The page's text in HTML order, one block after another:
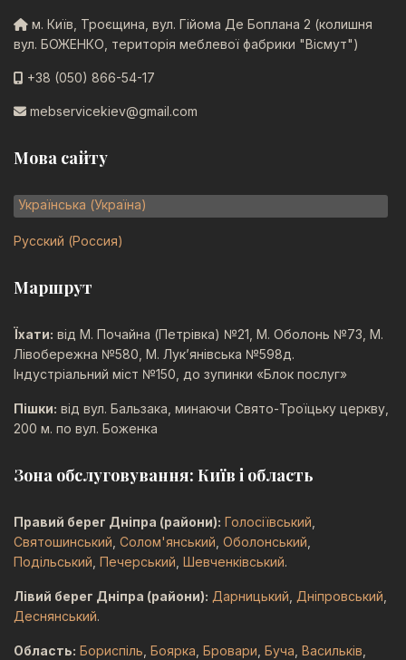
м. Київ, Троєщина, вул. Гійома Де Боплана 2 (колишня
вул. БОЖЕНКО, територія меблевої фабрики "Вісмут")
+38 (050) 866-54-17
mebservicekiev@gmail.com
Мова сайту
Оберіть свою мову
Українська (Україна)
Русский (Россия)
Маршрут
Їхати: від М. Почайна (Петрівка) №21, М. Оболонь №73, М.
Лівобережна №580, М. Лук’янівська №598д.
Індустріальний міст №150, до зупинки «Блок послуг»
Пішки: від вул. Бальзака, минаючи Свято-Троїцьку церкву,
200 м. по вул. Боженка
Зона обслуговування: Київ і область
Правий берег Дніпра (райони): Голосіївський
Святошинський Солом'янський Оболонський
Подільський Печерський Шевченківський.
Лівий берег Дніпра (райони): Дарницький Дніпровський
Деснянський.
Область: Бориспіль Боярка Бровари Буча Васильків